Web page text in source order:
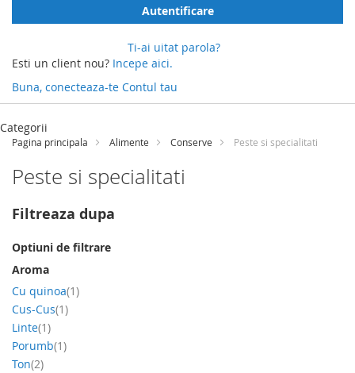
Autentificare
Ti-ai uitat parola?
Esti un client nou? Incepe aici.
Buna, conecteaza-te Contul tau
Categorii
Pagina principala Alimente Conserve Peste si specialitati
Peste si specialitati
Filtreaza dupa
Optiuni de filtrare
Aroma
Cu quinoa 1produs
Cus-Cus 1produs
Linte 1produs
Porumb 1produs
Ton 2produs